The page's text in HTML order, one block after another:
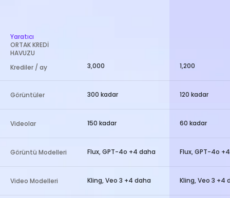
Yaratıcı
ORTAK KREDİ
HAVUZU
Krediler / ay
Görüntüler
Videolar
Görüntü Modelleri
Video Modelleri
3,000
300 kadar
150 kadar
Flux, GPT-4o +4 daha
Kling, Veo 3 +4 daha
1,200
120 kadar
60 kadar
Flux, GPT-4o
Kling, Veo 3 +4